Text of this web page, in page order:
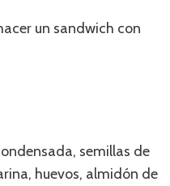
un sandwich con
semillas de
huevos, almidón de